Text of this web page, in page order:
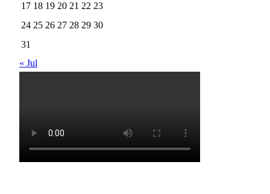
17 18 19 20 21 22 23
24 25 26 27 28 29 30
31
« Jul